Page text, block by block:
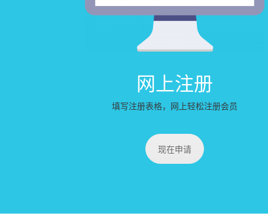
网上注册
填写注册表格，网上轻松注册会员
现在申请